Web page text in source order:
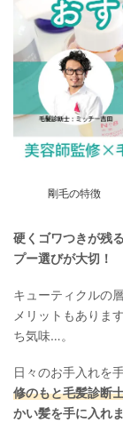
剛毛の特徴
硬くゴワつきが残
プー選びが大切！
キューティクルの
メリットもありま
ち気味…。
日々のお手入れを
修のもと毛髪診断
かい髪を手に入れ